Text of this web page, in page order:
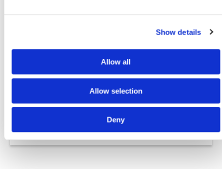
Show details
Allow all
Allow selection
Deny
ESCAPA Y MUSSARA: UNA ALIANZA DE VALOR
PARA EL PARTICIPANTE
Leer más